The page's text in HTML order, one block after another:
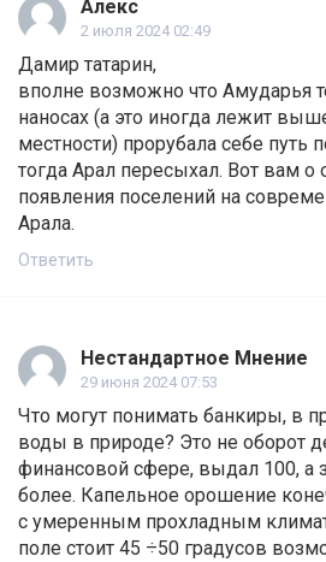
Алекс
2 июля 2024 02:49
Дамир татарин,
вполне возможно что Амударья
наносах (а это иногда лежит
местности) прорубала себе путь
тогда Арал пересыхал. Вот вам о
появления поселений на
Арала.
Ответить
Нестандартное Мнение
29 июня 2024 07:53
Что могут понимать банкиры, в
воды в природе? Это не оборот
финансовой сфере, выдал 100, а
более. Капельное орошение
с умеренным прохладным
поле стоит 45 ÷50 градусов